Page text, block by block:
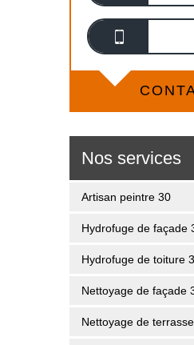
Nos services
Artisan peintre 30
Hydrofuge de façade
Hydrofuge de toiture
Nettoyage de façade
Nettoyage de